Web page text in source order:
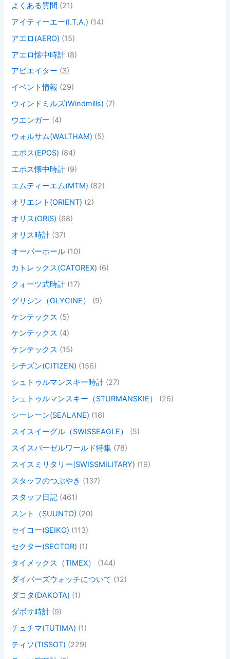
よくある質問 (21)
アイティーエー(I.T.A.) (14)
アエロ(AERO) (15)
アエロ懐中時計 (8)
アビエイター (3)
イベント情報 (29)
ウィンドミルズ(Windmills) (7)
ウエンガー (4)
ウォルサム(WALTHAM) (5)
エポス(EPOS) (84)
エポス懐中時計 (9)
エムティーエム(MTM) (82)
オリエント(ORIENT) (2)
オリス(ORIS) (68)
オリス時計 (37)
オーバーホール (10)
カトレックス(CATOREX) (6)
クォーツ式時計 (17)
グリシン（GLYCINE）
(9)
ケンテックス (5)
ケンテックス (4)
ケンテックス (15)
シチズン(CITIZEN) (156)
シュトゥルマンスキー時計 (27)
シュトゥルマンスキー（STURMANSKIE）
(26)
シーレーン(SEALANE) (16)
スイスイーグル（SWISSEAGLE）
(5)
スイスバーゼルワールド特集 (78)
スイスミリタリー(SWISSMILITARY) (19)
スタッフのつぶやき (137)
スタッフ日記 (461)
スント（SUUNTO) (20)
セイコー(SEIKO) (113)
セクター(SECTOR) (1)
タイメックス（TIMEX）
(144)
ダイバーズウォッチについて (12)
ダコタ(DAKOTA) (1)
ダボサ時計 (9)
チュチマ(TUTIMA) (1)
ティソ(TISSOT) (229)